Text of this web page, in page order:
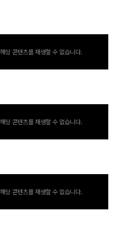
당 콘텐츠를 재생할 수 없습니다.
당 콘텐츠를 재생할 수 없습니다.
당 콘텐츠를 재생할 수 없습니다.